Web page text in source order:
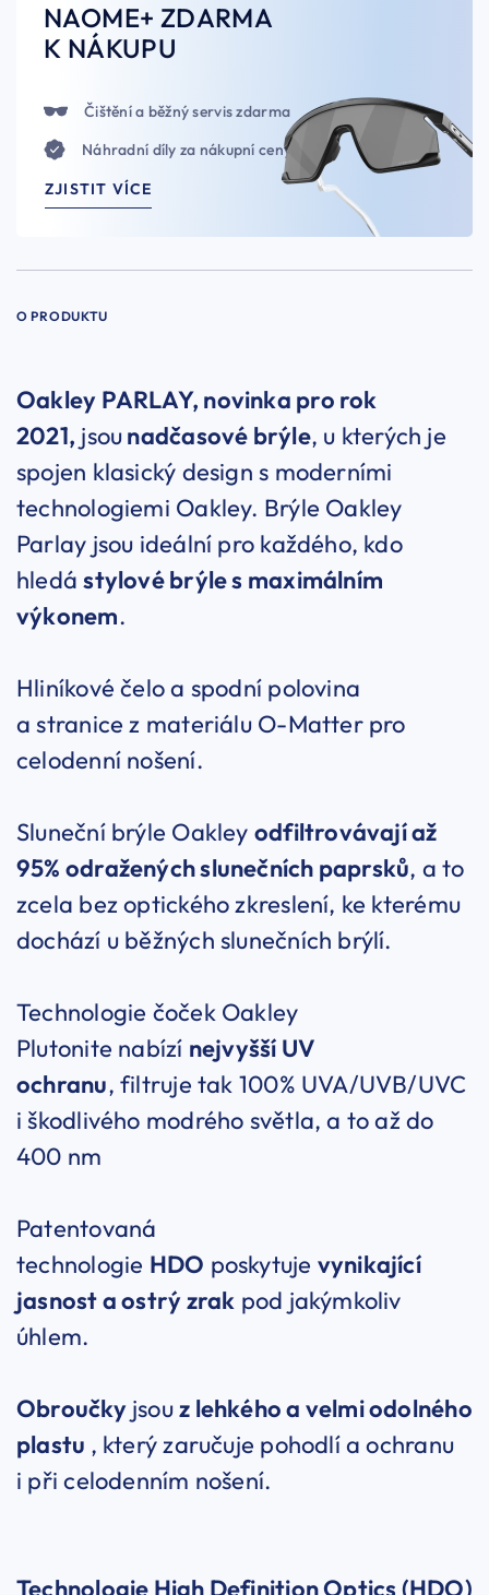
NAOME+ ZDARMA
K NÁKUPU
Čištění a běžný servis zdarma
Náhradní díly za nákupní ceny
ZJISTIT VÍCE
O PRODUKTU
Oakley PARLAY, novinka pro rok
2021, jsounadčasové brýle, u kterých je
spojen klasický design s moderními
technologiemi Oakley. Brýle Oakley
Parlay jsou ideální pro každého, kdo
hledástylové brýle s maximálním
výkonem.
Hliníkové čelo a spodní polovina
a stranice z materiálu O-Matter pro
celodenní nošení.
Sluneční brýle Oakley odfiltrovávají až
95% odražených slunečních paprsků, a to
zcela bez optického zkreslení, ke kterému
dochází u běžných slunečních brýlí.
Technologie čoček Oakley
Plutonite nabízí nejvyšší UV
ochranu, filtruje tak 100% UVA/UVB/UVC
i škodlivého modrého světla, a to až do
400 nm
Patentovaná
technologie HDO poskytuje vynikající
jasnost a ostrý zrak pod jakýmkoliv
úhlem.
Obroučkyjsouz lehkého a velmi odolného
plastu , který zaručuje pohodlí a ochranu
i při celodenním nošení.
Technologie High Definition Optics (HDO)